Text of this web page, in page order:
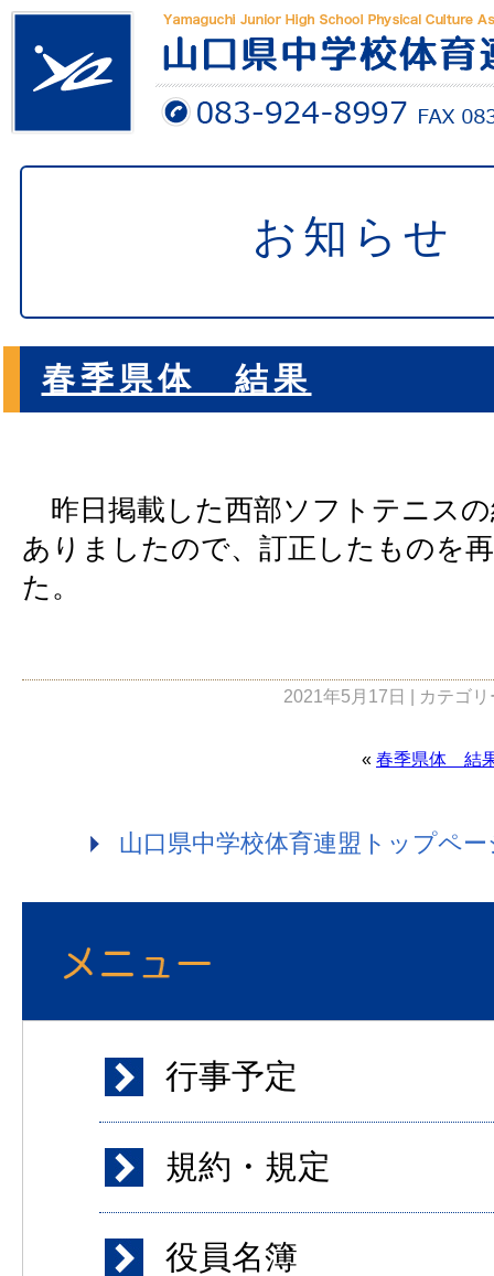
お知らせ
春季県体 結果
昨日掲載した西部ソフトテニス
ありましたので、訂正したものを
た。
2021年5月17日 | カテゴリ
« 春季県体 結
山口県中学校体育連盟トップペ
行事予定
規約・規定
役員名簿